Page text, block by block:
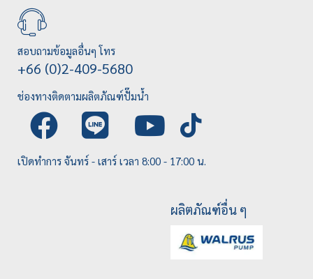
สอบถามข้อมูลอื่นๆ โทร
+66 (0)2-409-5680
ช่องทางติดตามผลิตภัณฑ์ปั๊มน้ำ
เปิดทำการ จันทร์ - เสาร์ เวลา 8:00 - 17:00 น.
ผลิตภัณฑ์อื่น ๆ